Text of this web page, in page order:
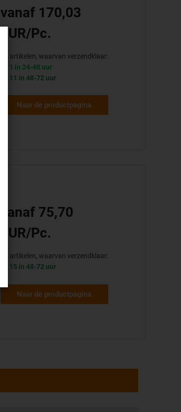
vanaf 170,03
EUR/Pc.
22 artikelen, waarvan verzendklaar:
1 in 24-48 uur
11 in 48-72 uur
Naar de productpagina
vanaf 75,70
EUR/Pc.
22 artikelen, waarvan verzendklaar:
15 in 48-72 uur
Naar de productpagina